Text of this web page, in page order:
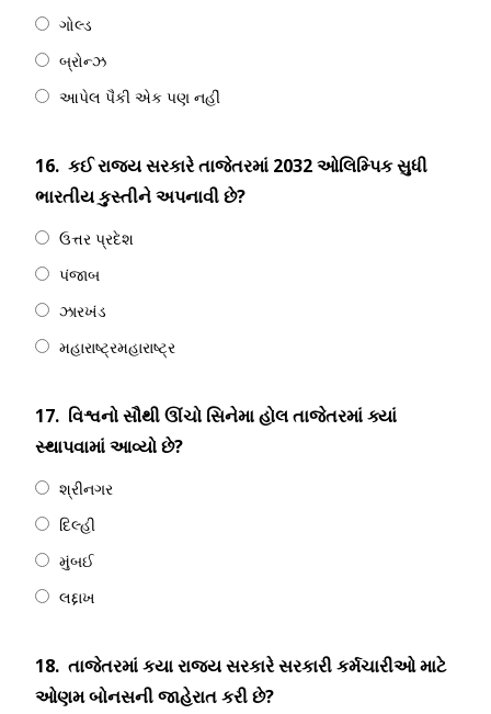
ગોલ્ડ
બ્રોન્ઝ
આપેલ પૈકી એક પણ નહીં
16. કઈ રાજ્ય સરકારે તાજેતરમાં 2032 ઓલિમ્પિક સુધી
ભારતીય કુસ્તીને અપનાવી છે?
ઉત્તર પ્રદેશ
પંજાબ
ઝારખંડ
મહારાષ્ટ્રમહારાષ્ટ્ર
17. વિશ્વનો સૌથી ઊંચો સિનેમા હોલ તાજેતરમાં ક્યાં
સ્થાપવામાં આવ્યો છે?
શ્રીનગર
દિલ્હી
મુંબઈ
લદ્દાખ
18. તાજેતરમાં કયા રાજ્ય સરકારે સરકારી કર્મચારીઓ માટે
ઓણમ બોનસની જાહેરાત કરી છે?